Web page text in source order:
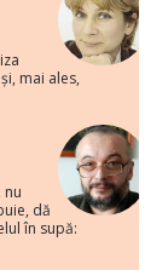
mai ales,
dă
în supă: